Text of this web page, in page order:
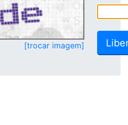
[trocar imagem]